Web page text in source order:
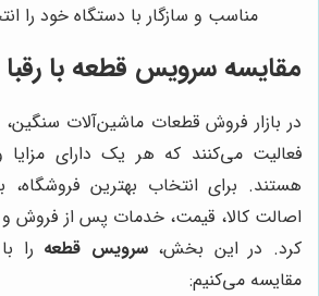
مناسب و سازگار با دستگاه خود را
مقایسه سرویس قطعه با رقبا
در بازار فروش قطعات ماشین‌آلات
فعالیت می‌کنند که هر یک دارای
هستند. برای انتخاب بهترین فروشگاه،
اصالت کالا، قیمت، خدمات پس از فروش
کرد. در این بخش،سرویس قطعه را
مقایسه می‌کنیم: